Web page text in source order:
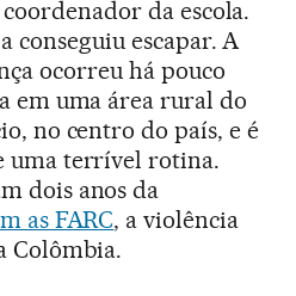
da escola.
conseguiu escapar. A
ocorreu há pouco
em uma área rural do
no centro do país, e é
uma terrível rotina.
dois anos da
as FARC, a violência
Colômbia.